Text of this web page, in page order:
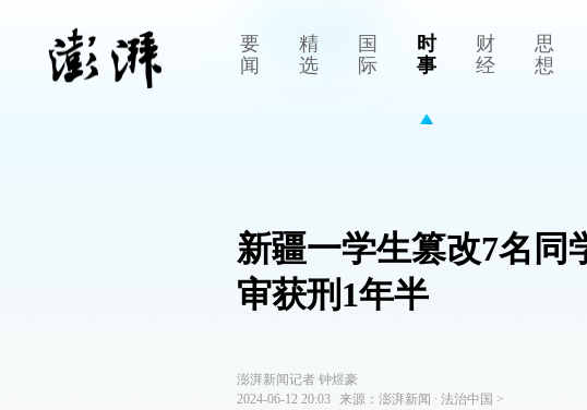
要
闻
精
选
国
际
时
事
财
经
思
想
新疆一学生篡改7名同
审获刑1年半
澎湃新闻记者 钟煜豪
2024-06-12 20:03
来源： 澎湃新闻 ∙ 法治中国 >